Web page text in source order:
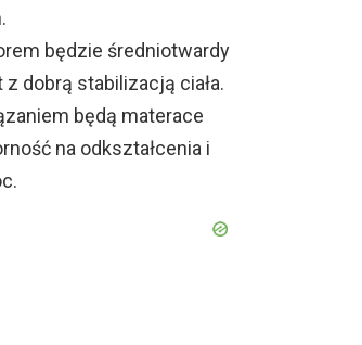
będzie średniotwardy
dobrą stabilizacją ciała.
będą materace
na odkształcenia i